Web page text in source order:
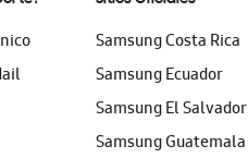
Samsung Costa Rica
Samsung Ecuador
Samsung El Salvador
Samsung Guatemala